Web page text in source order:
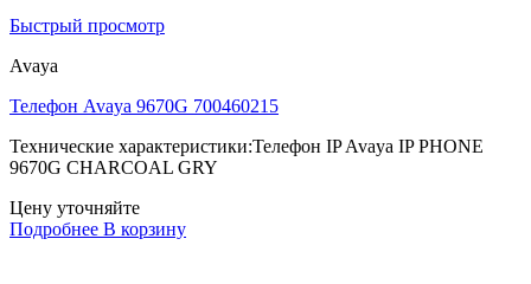
Быстрый просмотр
Avaya
Телефон Avaya 9670G 700460215
Технические характеристики:Телефон IP Avaya IP PHONE
9670G CHARCOAL GRY
Цену уточняйте
Подробнее В корзину